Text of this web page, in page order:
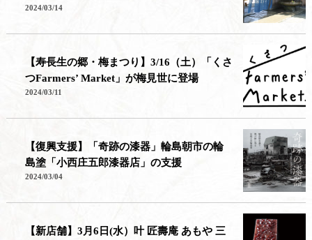
2024/03/14
【寿長生の郷・梅まつり】3/16（土）「くさ
つFarmers’ Market」が梅見世に登場
2024/03/11
【復興支援】「奇跡の漆器」輪島朝市の輪
島塗「小西庄五郎漆器店」の支援
2024/03/04
【新店舗】3月6日(水）叶 匠壽庵 あもや 三